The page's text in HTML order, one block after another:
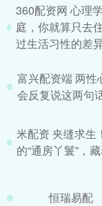
360配资网 心理
庭，你就算只去
过生活习性的差
富兴配资端 两性
会反复说这两句
米配资 夹缝求生
的“通房丫鬟”，
恒瑞易配